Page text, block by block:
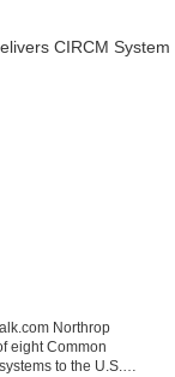
Northrop
eight Common
to the U.S.